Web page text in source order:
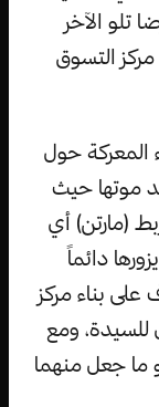
تلو الآخر
التسوق
حول
موتها حيث
(مارتن) أي
دائماً
على بناء مركز
ومع
ما جعل منهما